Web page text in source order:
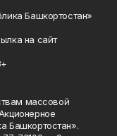
Башкортостан»
на сайт
массовой
Башкортостан».